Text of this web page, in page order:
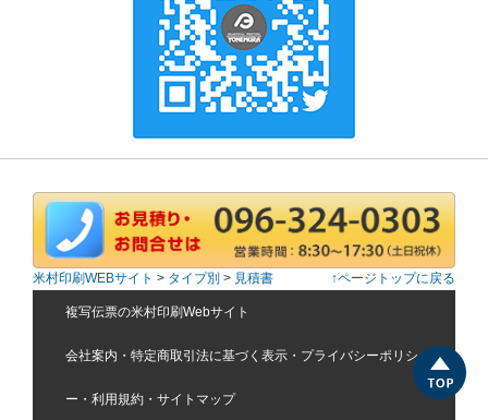
米村印刷WEBサイト > タイプ別 > 見積書 ↑ページトップに戻る
複写伝票の米村印刷Webサイト
会社案内 ・ 特定商取引法に基づく表示 ・ プライバシーポリシ
ー ・ 利用規約 ・ サイトマップ